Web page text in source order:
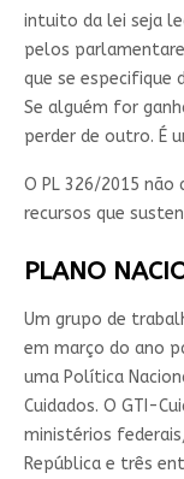
intuito da lei seja
pelos
que se especifique
Se alguém for
perder de outro. É
O PL 326/2015
recursos que
PLANO
Um grupo de
em março do ano
uma Política
Cuidados. O GTI-
ministérios
República e três